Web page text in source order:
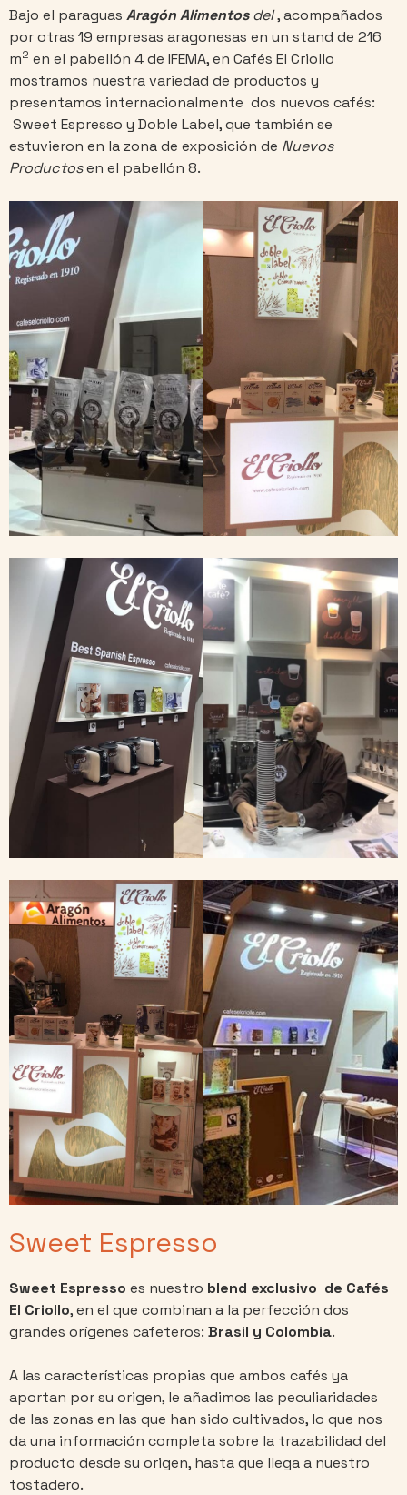
Bajo el paraguas Aragón Alimentosdel, acompañados
por otras 19 empresas aragonesas en un stand de 216
m2 en el pabellón 4 de IFEMA, en Cafés El Criollo
mostramos nuestra variedad de productos y
presentamos internacionalmente dos nuevos cafés:
Sweet Espresso y Doble Label, que también se
estuvieron en la zona de exposición de Nuevos
Productosen el pabellón 8.
Sweet Espresso
Sweet Espresso es nuestro blend exclusivo de Cafés
El Criollo, en el que combinan a la perfección dos
grandes orígenes cafeteros: Brasil y Colombia.
A las características propias que ambos cafés ya
aportan por su origen, le añadimos las peculiaridades
de las zonas en las que han sido cultivados, lo que nos
da una información completa sobre la trazabilidad del
producto desde su origen, hasta que llega a nuestro
tostadero.